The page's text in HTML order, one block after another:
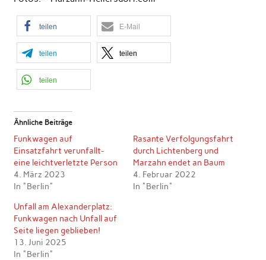
teilen E-Mail
teilen teilen
teilen
Ähnliche Beiträge
Funkwagen auf
Einsatzfahrt verunfallt-
eine leichtverletzte Person
4. März 2023
In "Berlin"
Rasante Verfolgungsfahrt
durch Lichtenberg und
Marzahn endet an Baum
4. Februar 2022
In "Berlin"
Unfall am Alexanderplatz:
Funkwagen nach Unfall auf
Seite liegen geblieben!
13. Juni 2025
In "Berlin"